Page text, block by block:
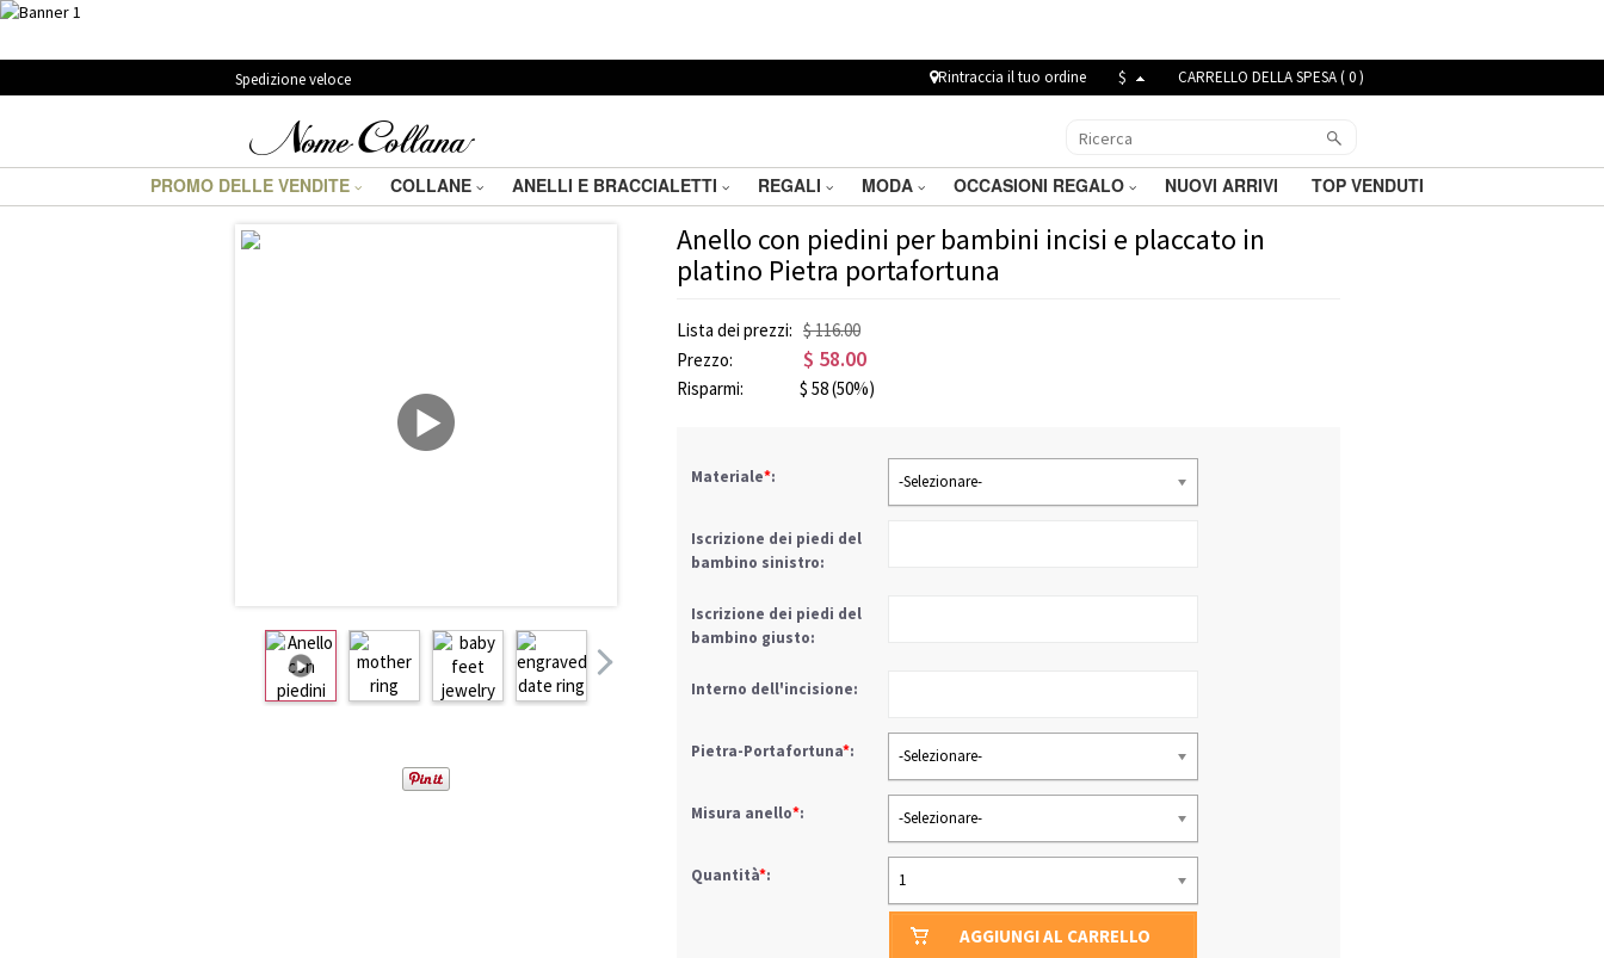
Spedizione veloce Rintraccia il tuo ordine $ CARRELLO DELLA SPESA (0)
PROMO DELLE VENDITE COLLANE ANELLI E BRACCIALETTI REGALI MODA OCCASIONI REGALO NUOVI ARRIVI TOP VENDUTI
Anello con piedini per bambini incisi e placcato in
platino Pietra portafortuna
Lista dei prezzi: $ 116.00
Prezzo:
$ 58.00
Risparmi: $ 58(50%)
Materiale*: -Selezionare-
Iscrizione dei piedi del
bambino sinistro:
Iscrizione dei piedi del
bambino giusto:
Interno dell'incisione:
Pietra-Portafortuna*: -Selezionare-
Misura anello*: -Selezionare-
Quantità*: 1
AGGIUNGI AL CARRELLO